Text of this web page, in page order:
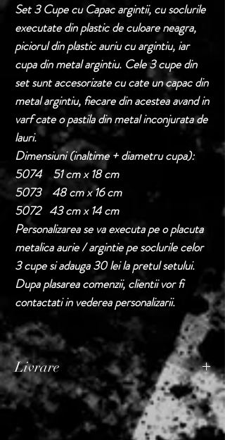
Set 3 Cupe cu Capac argintii, cu soclurile
executate din plastic de culoare neagra,
piciorul din plastic auriu cu argintiu, iar
cupa din metal argintiu. Cele 3 cupe din
set sunt accesorizate cu cate un capac din
metal argintiu, fiecare din acestea avand in
varf cate o pastila din metal inconjurata de
lauri.
Dimensiuni (inaltime + diametru cupa):
5074 51 cm x 18 cm
5073 48 cm x 16 cm
5072 43 cm x 14 cm
Personalizarea se va executa pe o placuta
metalica aurie / argintie pe soclurile celor
3 cupe si adauga 30 lei la pretul setului.
Dupa plasarea comenzii, clientii vor fi
contactati in vederea personalizarii.
Livrare
Termen de livrare: 1 - 2 zile lucratoare, din
momentul confirmarii comenzii de catre
Seller.